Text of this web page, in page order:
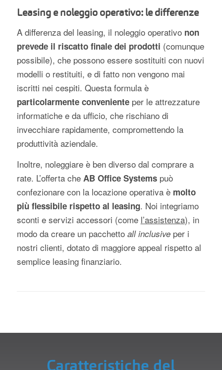
Leasing e noleggio operativo: le differenze
A differenza del leasing, il noleggio operativonon
prevede il riscatto finale dei prodotti (comunque
possibile), che possono essere sostituiti con nuovi
modelli o restituiti, e di fatto non vengono mai
iscritti nei cespiti. Questa formula è
particolarmente conveniente per le attrezzature
informatiche e da ufficio, che rischiano di
invecchiare rapidamente, compromettendo la
produttività aziendale.
Inoltre, noleggiare è ben diverso dal comprare a
rate. L’offerta cheAB Office Systems può
confezionare con la locazione operativa èmolto
più flessibile rispetto al leasing. Noi integriamo
sconti e servizi accessori (come l’assistenza), in
modo da creare un pacchetto all inclusiveper i
nostri clienti, dotato di maggiore appeal rispetto al
semplice leasing finanziario.
Caratteristiche del